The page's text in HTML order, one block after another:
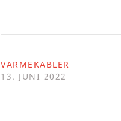
VARMEKABLER
13. JUNI 2022